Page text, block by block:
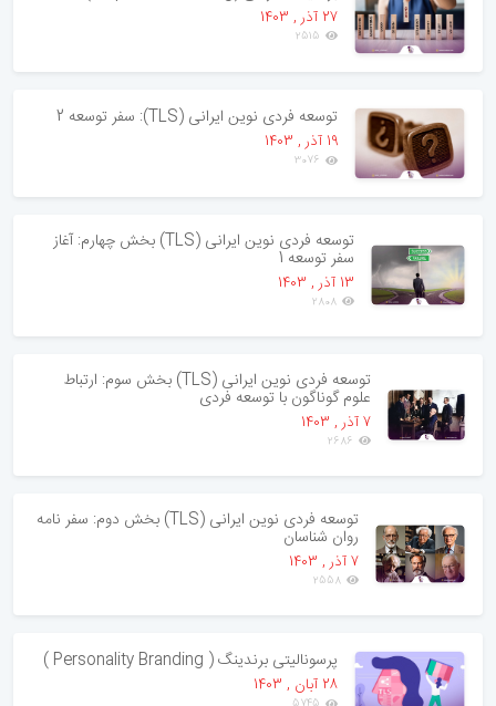
27 آذر , 1403
2515
توسعه فردی نوین ایرانی (TLS): سفر توسعه 2
19 آذر , 1403
3076
توسعه فردی نوین ایرانی (TLS) بخش چهارم: آغاز
سفر توسعه 1
13 آذر , 1403
2808
توسعه فردی نوین ایرانی (TLS) بخش سوم: ارتباط
علوم گوناگون با توسعه فردی
7 آذر , 1403
2686
توسعه فردی نوین ایرانی (TLS) بخش دوم: سفر نامه
روان شناسان
7 آذر , 1403
2558
پرسونالیتی برندینگ ( Personality Branding )
28 آبان , 1403